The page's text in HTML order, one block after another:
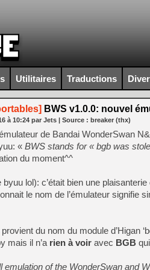
Utilitaires Traductions
BWS v1.0.0: nouvel
à 10:24 par Jets | Source : breaker (thx)
de Bandai WonderSwan
« BWS stands for « bgb was
du moment^^
byuu lol): c’était bien une
le nom de l’émulateur signifie
du nom du module d’Higan
mais il n’a rien à voir avec BGB
emulation of the WonderSwan and